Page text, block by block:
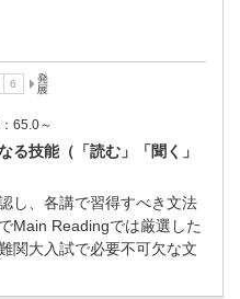
65.0～
る技能（「読む」「聞く」
し、各講で習得すべき文法
Main Readingでは厳選した
関大入試で必要不可欠な文